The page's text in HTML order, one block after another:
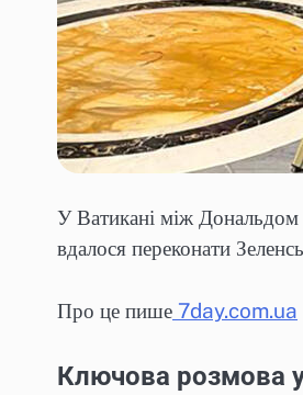
У Ватикані між Дональдом
вдалося переконати
Про це пише 7day.com.ua
Ключова розмова